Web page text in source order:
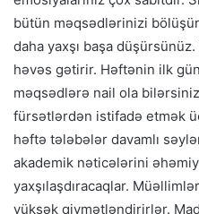
bütün məqsədlərinizi
daha yaxşı başa
həvəs gətirir. Həftənin ilk
məqsədlərə nail ola
fürsətlərdən istifadə etmək
həftə tələbələr davamlı
akademik nəticələrini
yaxşılaşdıracaqlar.
yüksək qiymətləndirirlər.